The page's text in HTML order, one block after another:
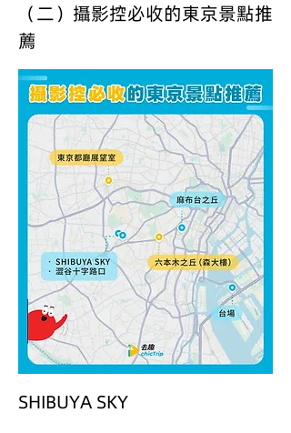
（二）攝影控必收的東京景點推
薦
SHIBUYA SKY